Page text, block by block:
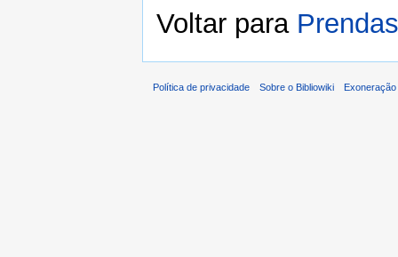
Voltar para
Política de privacidade Sobre o Bibliowiki